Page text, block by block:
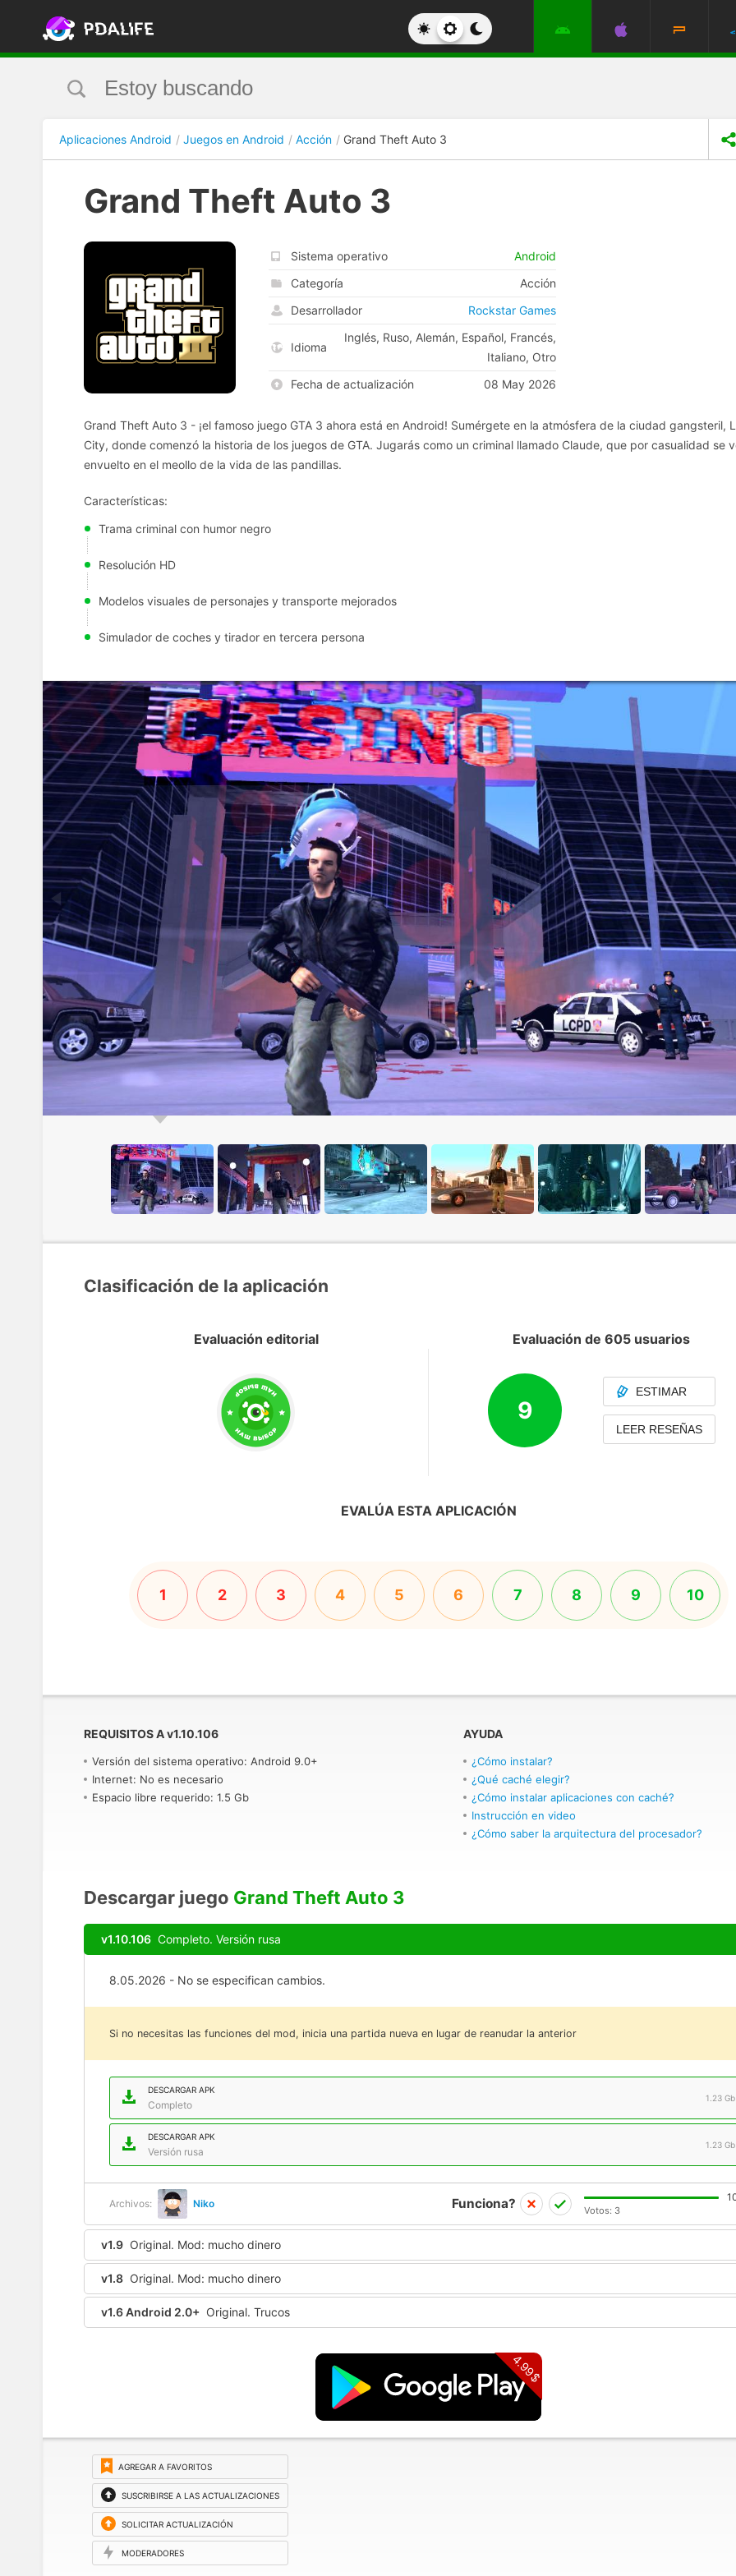
Aplicaciones Android Juegos en Android Acción Grand Theft Auto 3
Grand Theft Auto 3
Sistema operativo
Android
Categoría
Acción
Desarrollador
Rockstar Games
Idioma
Inglés, Ruso, Alemán, Español, Francés,
Italiano, Otro
Fecha de actualización
08 May 2026
Grand Theft Auto 3 - ¡el famoso juego GTA 3 ahora está en Android! Sumérgete en la atmósfera de la ciudad gangsteril,
City, donde comenzó la historia de los juegos de GTA. Jugarás como un criminal llamado Claude, que por casualidad se
envuelto en el meollo de la vida de las pandillas.
Características:
Trama criminal con humor negro
Resolución HD
Modelos visuales de personajes y transporte mejorados
Simulador de coches y tirador en tercera persona
Clasificación de la aplicación
Evaluación editorial Evaluación de 605 usuarios
9
ESTIMAR
LEER RESEÑAS
EVALÚA ESTA APLICACIÓN
1 2 3 4 5 6 7 8 9 10
REQUISITOS Av1.10.106
Versión del sistema operativo: Android 9.0+
Internet: No es necesario
Espacio libre requerido: 1.5 Gb
AYUDA
¿Cómo instalar?
¿Qué caché elegir?
¿Cómo instalar aplicaciones con caché?
Instrucción en video
¿Cómo saber la arquitectura del procesador?
Descargar juego Grand Theft Auto 3
v1.10.106 Completo. Versión rusa
8.05.2026 - No se especifican cambios.
Si no necesitas las funciones del mod, inicia una partida nueva en lugar de reanudar la anterior
DESCARGAR APK
Completo
1.23 Gb
DESCARGAR APK
Versión rusa
1.23 Gb
Archivos: Niko Funciona? Votos: 3
v1.9 Original. Mod: mucho dinero
v1.8 Original. Mod: mucho dinero
v1.6 Android 2.0+ Original. Trucos
4.99$
AGREGAR A FAVORITOS
SUSCRIBIRSE A LAS ACTUALIZACIONES
SOLICITAR ACTUALIZACIÓN
MODERADORES